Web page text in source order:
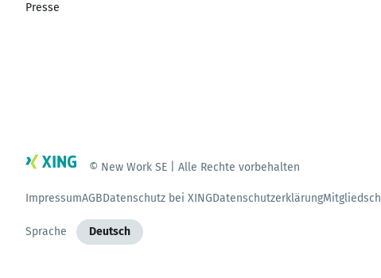
Presse
© New Work SE | Alle Rechte vorbehalten
ImpressumAGBDatenschutz bei XINGDatenschutzerklärung
Sprache Deutsch